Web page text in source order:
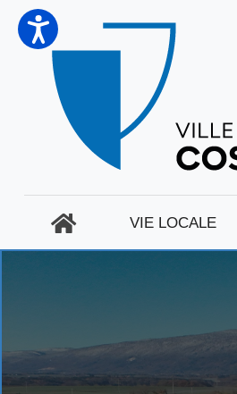
VIE LOCALE